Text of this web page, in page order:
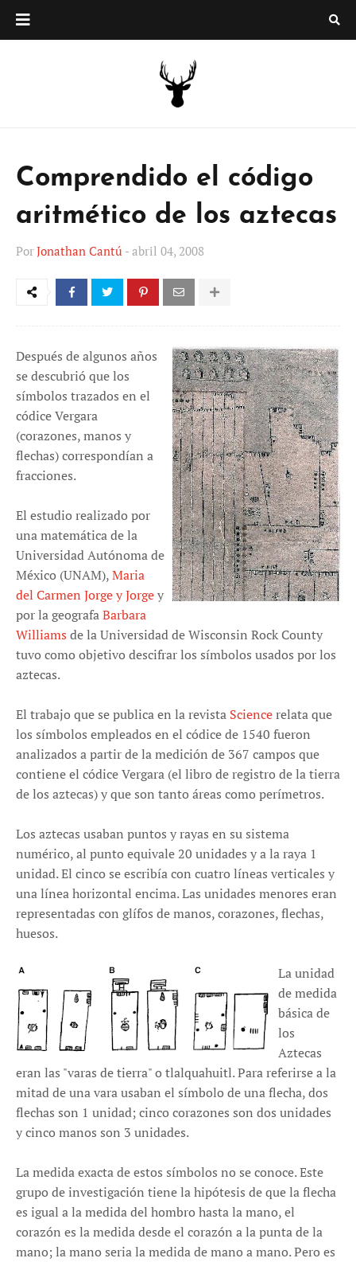
Comprendido el código
aritmético de los aztecas
PorJonathan Cantú -abril 04, 2008
Después de algunos años
se descubrió que los
símbolos trazados en el
códice Vergara
(corazones, manos y
flechas) correspondían a
fracciones.
El estudio realizado por
una matemática de la
Universidad Autónoma de
México (UNAM),Maria
del Carmen Jorge y Jorgey
por la geografaBarbara
Williams de la Universidad de Wisconsin Rock County
tuvo como objetivo descifrar los símbolos usados por los
aztecas.
El trabajo que se publica en la revista Sciencerelata que
los símbolos empleados en el códice de 1540 fueron
analizados a partir de la medición de 367 campos que
contiene el códice Vergara (el libro de registro de la tierra
de los aztecas) y que son tanto áreas como perímetros.
Los aztecas usaban puntos y rayas en su sistema
numérico, al punto equivale 20 unidades y a la raya 1
unidad. El cinco se escribía con cuatro líneas verticales y
una línea horizontal encima. Las unidades menores eran
representadas con glífos de manos, corazones, flechas,
huesos.
La unidad
de medida
básica de
los
Aztecas
eran las "varas de tierra" o tlalquahuitl. Para referirse a la
mitad de una vara usaban el símbolo de una flecha, dos
flechas son 1 unidad; cinco corazones son dos unidades
y cinco manos son 3 unidades.
La medida exacta de estos símbolos no se conoce. Este
grupo de investigación tiene la hipótesis de que la flecha
es igual a la medida del hombro hasta la mano, el
corazón es la medida desde el corazón a la punta de la
mano; la mano seria la medida de mano a mano. Pero es